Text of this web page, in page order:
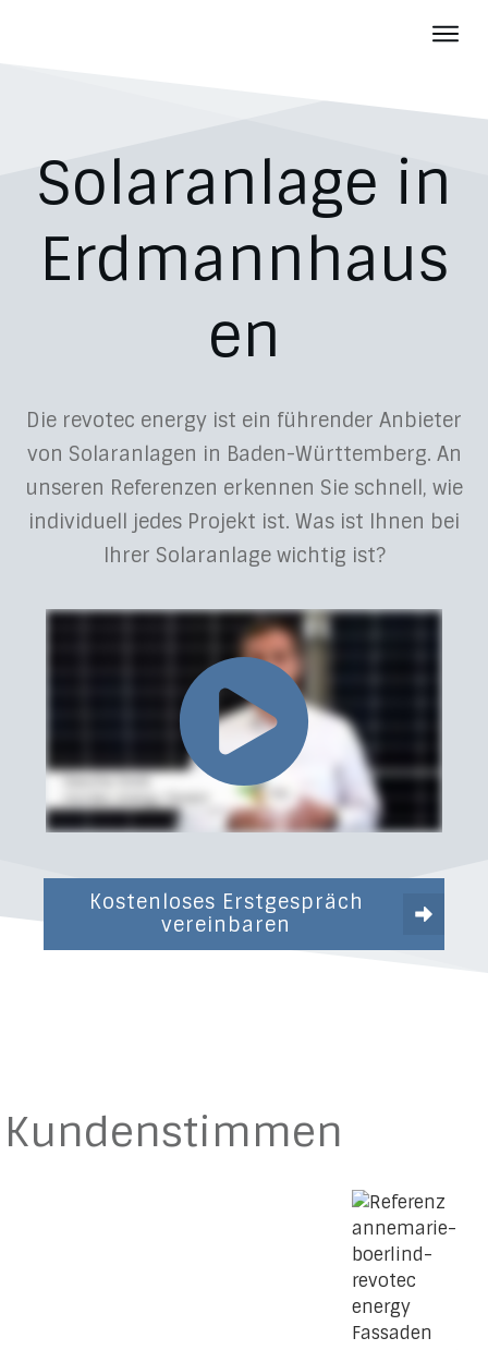
Kontakt
Solaranlage in
Erdmannhaus
en
Die revotec energy ist ein führender Anbieter
von Solaranlagen in Baden-Württemberg. An
unseren Referenzen erkennen Sie schnell, wie
individuell jedes Projekt ist. Was ist Ihnen bei
Ihrer Solaranlage wichtig ist?
Kostenloses Erstgespräch
vereinbaren
Kundenstimmen